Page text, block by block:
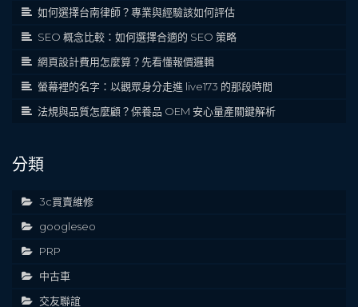
如何選擇台南律師？專業與經驗該如何評估
SEO 概念比較：如何選擇合適的 SEO 策略
網頁設計費用怎麼算？先看懂報價邏輯
螢幕裡的名字：以觀眾身分走進 live173 的那段時間
法規與品質怎麼顧？保養品 OEM 安心量產關鍵解析
分類
3c買賣維修
googleseo
PRP
中古車
交友聯誼